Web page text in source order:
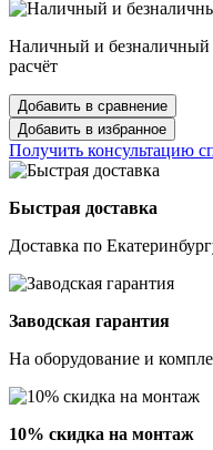
Наличный и безналичный
расчёт
Добавить в сравнение
Добавить в избранное
Получить консультацию
Быстрая доставка
Доставка по
Заводская гарантия
На оборудование и
10% скидка на монтаж